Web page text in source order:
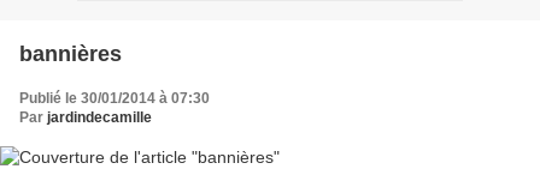
bannières
Publié le 30/01/2014 à 07:30
Par jardindecamille